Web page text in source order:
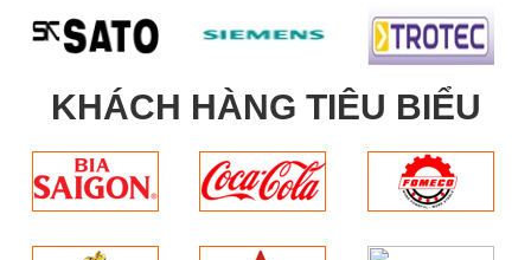
KHÁCH HÀNG TIÊU BIỂU